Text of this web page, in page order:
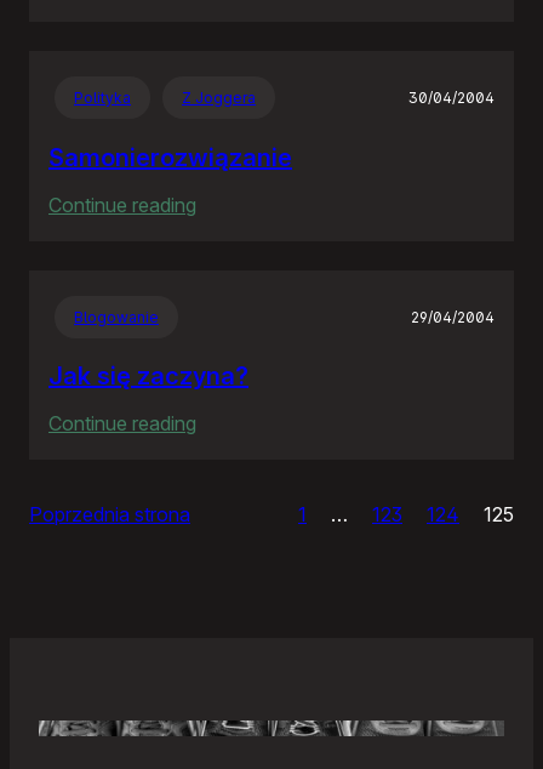
Polityka Z Joggera 30/04/2004
Samonierozwiązanie
Continue reading
Blogowanie 29/04/2004
Jak się zaczyna?
Continue reading
Poprzednia strona 1 … 123 124 125